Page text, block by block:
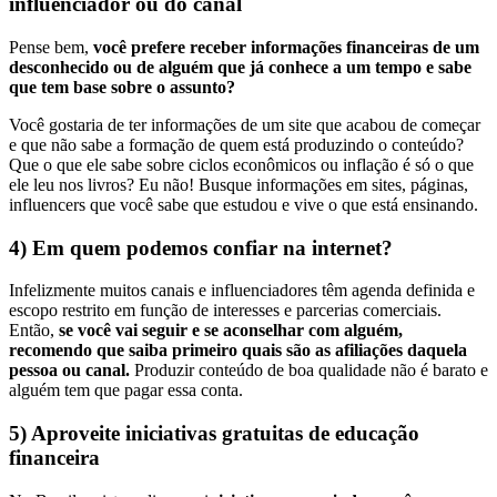
Pense bem, você prefere receber informações financeiras de um
desconhecido ou de alguém que já conhece a um tempo e sabe
que tem base sobre o assunto?
Você gostaria de ter informações de um site que acabou de começar
e que não sabe a formação de quem está produzindo o conteúdo?
Que o que ele sabe sobre ciclos econômicos ou inflação é só o que
ele leu nos livros? Eu não! Busque informações em sites, páginas,
influencers que você sabe que estudou e vive o que está ensinando.
4) Em quem podemos confiar na internet?
Infelizmente muitos canais e influenciadores têm agenda definida e
escopo restrito em função de interesses e parcerias comerciais.
Então, se você vai seguir e se aconselhar com alguém,
recomendo que saiba primeiro quais são as afiliações daquela
pessoa ou canal. Produzir conteúdo de boa qualidade não é barato e
alguém tem que pagar essa conta.
5) Aproveite iniciativas gratuitas de educação
financeira